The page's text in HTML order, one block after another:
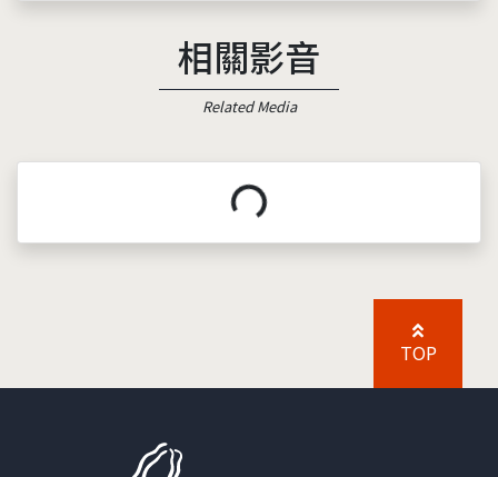
相關影音
Related Media
載入中...
TOP